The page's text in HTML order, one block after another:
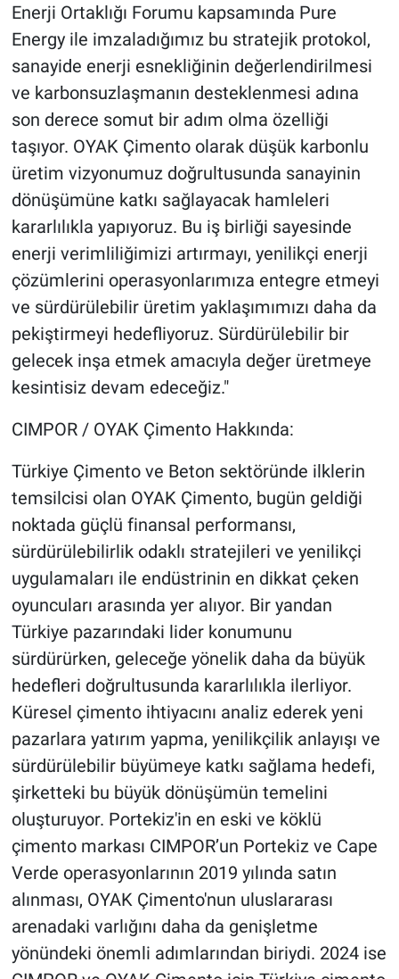
Enerji Ortaklığı Forumu kapsamında Pure
Energy ile imzaladığımız bu stratejik protokol,
sanayide enerji esnekliğinin değerlendirilmesi
ve karbonsuzlaşmanın desteklenmesi adına
son derece somut bir adım olma özelliği
taşıyor. OYAK Çimento olarak düşük karbonlu
üretim vizyonumuz doğrultusunda sanayinin
dönüşümüne katkı sağlayacak hamleleri
kararlılıkla yapıyoruz. Bu iş birliği sayesinde
enerji verimliliğimizi artırmayı, yenilikçi enerji
çözümlerini operasyonlarımıza entegre etmeyi
ve sürdürülebilir üretim yaklaşımımızı daha da
pekiştirmeyi hedefliyoruz. Sürdürülebilir bir
gelecek inşa etmek amacıyla değer üretmeye
kesintisiz devam edeceğiz."
CIMPOR / OYAK Çimento Hakkında:
Türkiye Çimento ve Beton sektöründe ilklerin
temsilcisi olan OYAK Çimento, bugün geldiği
noktada güçlü finansal performansı,
sürdürülebilirlik odaklı stratejileri ve yenilikçi
uygulamaları ile endüstrinin en dikkat çeken
oyuncuları arasında yer alıyor. Bir yandan
Türkiye pazarındaki lider konumunu
sürdürürken, geleceğe yönelik daha da büyük
hedefleri doğrultusunda kararlılıkla ilerliyor.
Küresel çimento ihtiyacını analiz ederek yeni
pazarlara yatırım yapma, yenilikçilik anlayışı ve
sürdürülebilir büyümeye katkı sağlama hedefi,
şirketteki bu büyük dönüşümün temelini
oluşturuyor. Portekiz'in en eski ve köklü
çimento markası CIMPOR’un Portekiz ve Cape
Verde operasyonlarının 2019 yılında satın
alınması, OYAK Çimento'nun uluslararası
arenadaki varlığını daha da genişletme
yönündeki önemli adımlarından biriydi. 2024 ise